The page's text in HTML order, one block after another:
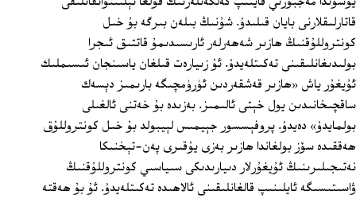
قاتارلىقلارنى بايان قىلىدۇ. شۇنىڭ بىلەن بىرگە بۇ خىل
كونتروللۇقنىڭ ھازىر شەھەرلەر ئارىسىدىمۇ قاتتىق ئىجرا
بولىدىغانلىقىنى تەكىتلەيدۇ. ئۇ زىيارەت قىلغان ياسىنجان ئىسىملىك
ئۇيغۇر ياش «ھازىر قەشقەردىن ئۈرۈمچىگە بارىمىز دېسەك
ساقچىخانىدىن يول خېتى ئالىمىز. بەزىدە بۇ خەتنى ئالغىلى
بولمايدۇ» دەيدۇ. پروفېسسور جېيمىس لېيبولد بۇ خىل كونتروللۇق
ھەققىدە سۆز بولغاندا ھازىر بەزى يۇقىرى پەن-تېخنىكا
نەتىجىلىرىنىڭ ئۇيغۇرلار دىيارىدىكى سىياسىي كونتروللۇقنىڭ
ۋاسىتىسىگە ئايلىنىپ قالغانلىقىنى ئالاھىدە تەكىتلەيدۇ. ئۇ بۇ ھەقتە